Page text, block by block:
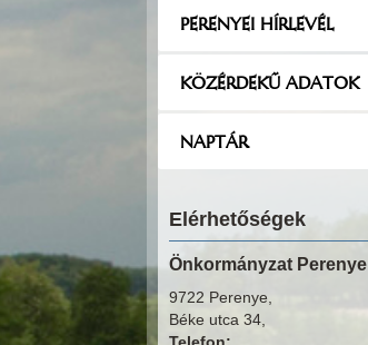
PERENYEI HÍRLEVÉL
KÖZÉRDEKŰ ADATOK
NAPTÁR
Elérhetőségek
Önkormányzat Perenye
9722 Perenye,
Béke utca 34,